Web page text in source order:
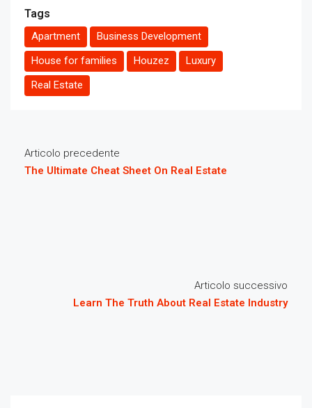
Tags
Apartment
Business Development
House for families
Houzez
Luxury
Real Estate
Articolo precedente
The Ultimate Cheat Sheet On Real Estate
Articolo successivo
Learn The Truth About Real Estate Industry